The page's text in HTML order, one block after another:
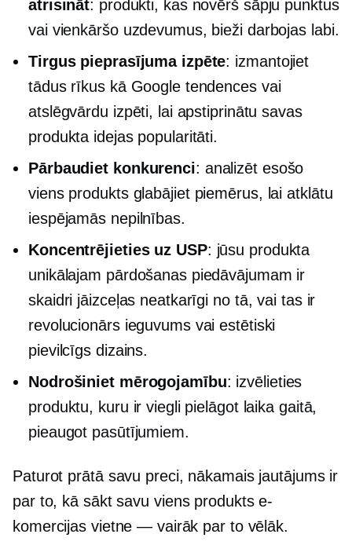
atrisināt: produkti, kas novērš sāpju punktus
vai vienkāršo uzdevumus, bieži darbojas labi.
Tirgus pieprasījuma izpēte: izmantojiet
tādus rīkus kā Google tendences vai
atslēgvārdu izpēti, lai apstiprinātu savas
produkta idejas popularitāti.
Pārbaudiet konkurenci: analizēt esošo
viens produktsglabājiet piemērus, lai atklātu
iespējamās nepilnības.
Koncentrējieties uz USP: jūsu produkta
unikālajam pārdošanas piedāvājumam ir
skaidri jāizceļas neatkarīgi no tā, vai tas ir
revolucionārs ieguvums vai estētiski
pievilcīgs dizains.
Nodrošiniet mērogojamību: izvēlieties
produktu, kuru ir viegli pielāgot laika gaitā,
pieaugot pasūtījumiem.
Paturot prātā savu preci, nākamais jautājums ir
par to, kā sākt savu viens produktse-
komercijas vietne — vairāk par to vēlāk.